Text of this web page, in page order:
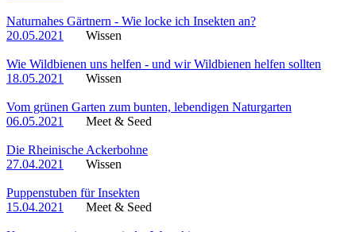
Naturnahes Gärtnern - Wie locke ich Insekten an?
20.05.2021
Wissen
Wie Wildbienen uns helfen - und wir Wildbienen helfen sollten
18.05.2021
Wissen
Vom grünen Garten zum bunten, lebendigen Naturgarten
06.05.2021
Meet & Seed
Die Rheinische Ackerbohne
27.04.2021
Wissen
Puppenstuben für Insekten
15.04.2021
Meet & Seed